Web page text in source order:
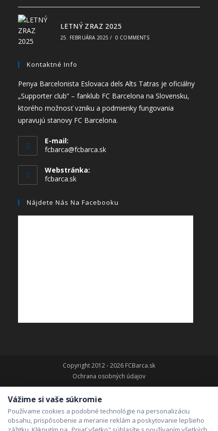
LETNÝ ZRAZ 2025
25. FEBRUÁRA 2025 / 0 COMMENTS
Kontaktné Info
Penya Barcelonista Eslovaca dels Alts Tatras je oficiálny
„Supporter club“ – fanklub FC Barcelona na Slovensku,
ktorého možnosť vzniku a podmienky fungovania
upravujú stanovy FC Barcelona.
E-mail:
fcbarca@fcbarca.sk
Webstránka:
fcbarca.sk
Nájdete Nás Na Facebooku
Copyright 2012 - 2026 FCBarca.sk
Ochrana osobných údajov
Vážime si vaše súkromie
Používame cookies a podobné technológie na personalizáciu
obsahu, prispôsobenie a meranie reklám a poskytovanie lepšieho